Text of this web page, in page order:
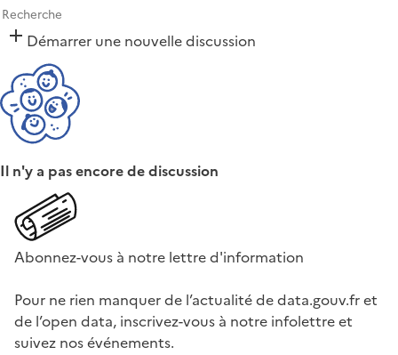
Démarrer une nouvelle discussion
Il n'y a pas encore de discussion
Abonnez-vous à notre lettre d'information
Pour ne rien manquer de l’actualité de data.gouv.fr et
de l’open data, inscrivez-vous à notre infolettre et
suivez nos événements.